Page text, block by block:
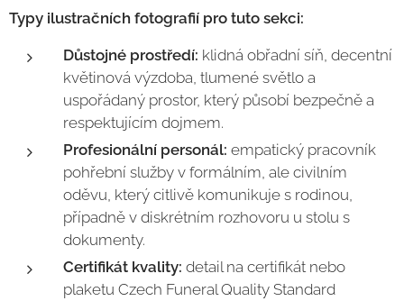
Typy ilustračních fotografií pro tuto sekci:
Důstojné prostředí: klidná obřadní síň, decentní
květinová výzdoba, tlumené světlo a
uspořádaný prostor, který působí bezpečně a
respektujícím dojmem.
Profesionální personál: empatický pracovník
pohřební služby v formálním, ale civilním
oděvu, který citlivě komunikuje s rodinou,
případně v diskrétním rozhovoru u stolu s
dokumenty.
Certifikát kvality: detail na certifikát nebo
plaketu Czech Funeral Quality Standard